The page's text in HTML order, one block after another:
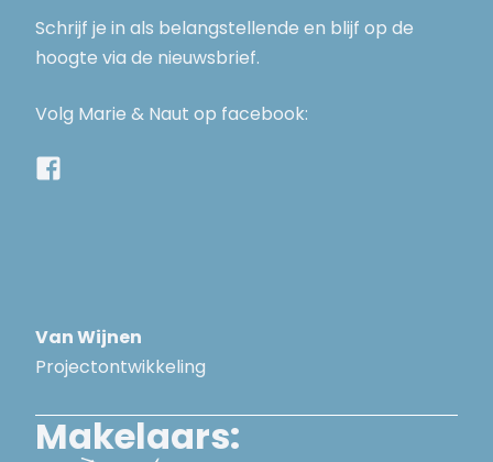
Schrijf je in als belangstellende en blijf op de
hoogte via de nieuwsbrief.
Volg Marie & Naut op facebook:
Van Wijnen
Projectontwikkeling
Makelaars: